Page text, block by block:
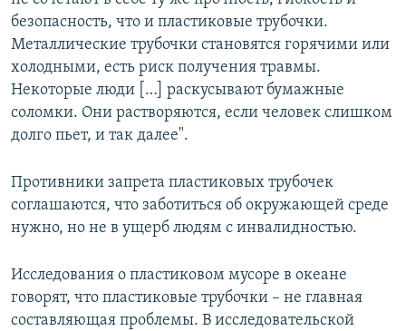
безопасность, что и пластиковые трубочки.
Металлические трубочки становятся горячими или
холодными, есть риск получения травмы.
Некоторые люди […] раскусывают бумажные
соломки. Они растворяются, если человек слишком
долго пьет, и так далее".
Противники запрета пластиковых трубочек
соглашаются, что заботиться об окружающей среде
нужно, но не в ущерб людям с инвалидностью.
Исследования о пластиковом мусоре в океане
говорят, что пластиковые трубочки – не главная
составляющая проблемы. В исследовательской